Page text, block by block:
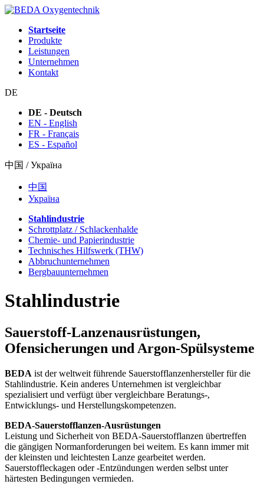
Startseite
Produkte
Leistungen
Unternehmen
Kontakt
DE
DE - Deutsch
EN - English
FR - Français
ES - Español
中国 / Україна
中国
Україна
Stahlindustrie
Schrottplatz / Schlackenhalde
Chemie- und Papierindustrie
Technisches Hilfswerk (THW)
Abbruchunternehmen
Bergbauunternehmen
Stahlindustrie
Sauerstoff-Lanzenausrüstungen,
Ofensicherungen und Argon-Spülsysteme
BEDA ist der weltweit führende Sauerstofflanzenhersteller für die
Stahlindustrie. Kein anderes Unternehmen ist vergleichbar
spezialisiert und verfügt über vergleichbare Beratungs-,
Entwicklungs- und Herstellungskompetenzen.
BEDA-Sauerstofflanzen-Ausrüstungen
Leistung und Sicherheit von BEDA-Sauerstofflanzen übertreffen
die gängigen Normanforderungen bei weitem. Es kann immer mit
der kleinsten und leichtesten Lanze gearbeitet werden.
Sauerstoffleckagen oder -Entzündungen werden selbst unter
härtesten Bedingungen vermieden.